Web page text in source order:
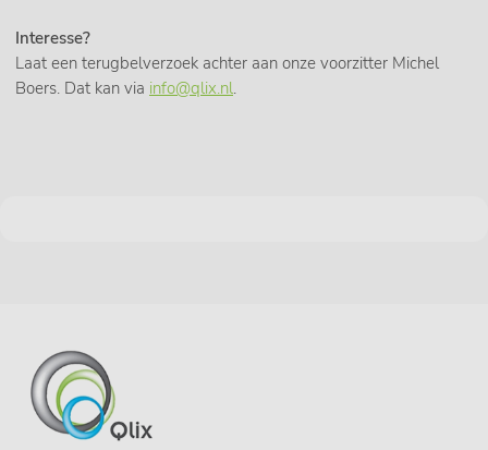
Interesse?
Laat een terugbelverzoek achter aan onze voorzitter Michel
Boers. Dat kan via info@qlix.nl.